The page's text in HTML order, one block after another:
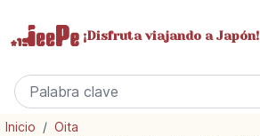
¡Disfrutaviajando a Japón!
Inicio / Oita